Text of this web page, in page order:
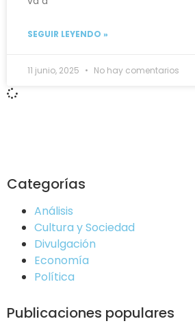
SEGUIR LEYENDO »
11 junio, 2025 No hay comentarios
Categorías
Análisis
Cultura y Sociedad
Divulgación
Economía
Política
Publicaciones populares